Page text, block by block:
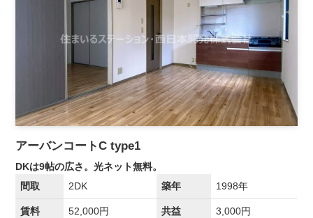
アーバンコートC type1
DKは9帖の広さ。光ネット無料。
間取
2DK 築年 1998年
賃料 52,000円 共益 3,000円